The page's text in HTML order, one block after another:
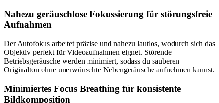
Nahezu geräuschlose Fokussierung für störungsfreie
Aufnahmen
Der Autofokus arbeitet präzise und nahezu lautlos, wodurch sich das
Objektiv perfekt für Videoaufnahmen eignet. Störende
Betriebsgeräusche werden minimiert, sodass du sauberen
Originalton ohne unerwünschte Nebengeräusche aufnehmen kannst.
Minimiertes Focus Breathing für konsistente
Bildkomposition